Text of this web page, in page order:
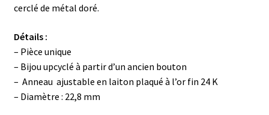
cerclé de métal doré.
Détails :
– Pièce unique
– Bijou upcyclé à partir d’un ancien bouton
– Anneau ajustable en laiton plaqué à l’or fin 24 K
– Diamètre : 22,8 mm